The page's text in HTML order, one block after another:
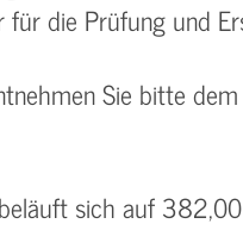
für die Prüfung und
Sie bitte dem
sich auf